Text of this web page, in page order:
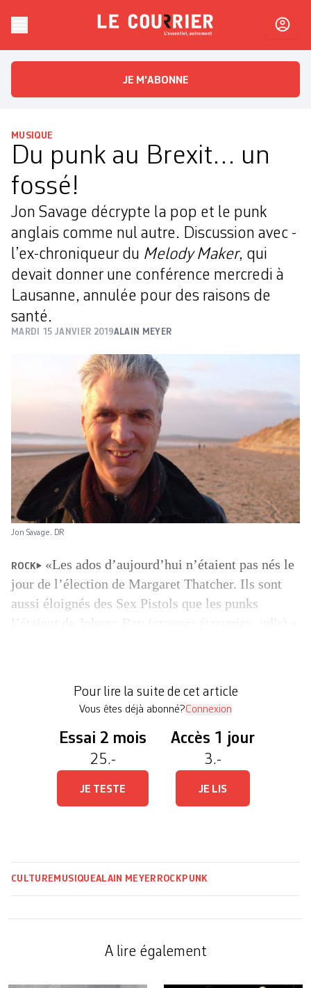
Le CourrierL'essentiel, autrement
JE M'ABONNE
MUSIQUE
Du punk au Brexit… un
fossé!
Jon Savage décrypte la pop et le punk
anglais comme nul autre. Discussion avec ­
l’ex-chroniqueur du Melody Maker, qui
devait donner une conférence mercredi à
Lausanne, annulée pour des raisons de
santé.
MARDI 15 JANVIER 2019ALAIN MEYER
Jon Savage. DR
ROCK
«Les ados d’aujourd’hui n’étaient pas nés le
jour de l’élection de Margaret Thatcher. Ils sont
aussi éloignés des Sex Pistols que les punks
Bretagne engluée dans […]
Pour lire la suite de cet article
Vous êtes déjà abonné?Connexion
Essai 2 mois
25.-
JE TESTE
Accès 1 jour
3.-
JE LIS
CULTURE MUSIQUEALAIN MEYER ROCK PUNK
A lire également